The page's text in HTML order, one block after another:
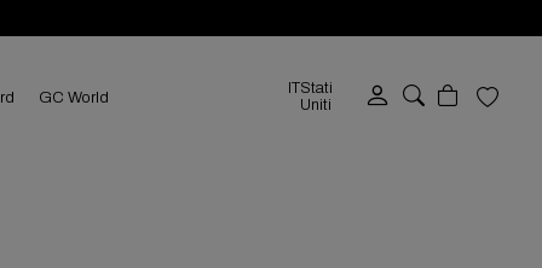
GC World ITStati
Uniti